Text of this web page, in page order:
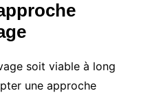
soit viable à long
une approche